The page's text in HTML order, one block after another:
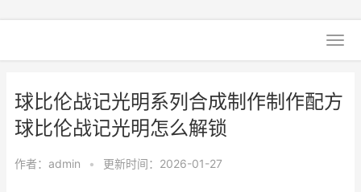
球比伦战记光明系列合成制作制作配方
球比伦战记光明怎么解锁
作者： admin • 更新时间：2026-01-27